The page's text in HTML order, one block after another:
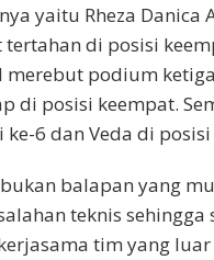
yaitu Rheza Danica
di posisi
podium
di posisi keempat.
6 dan Veda di posisi
balapan yang
teknis sehingga
tim yang luar